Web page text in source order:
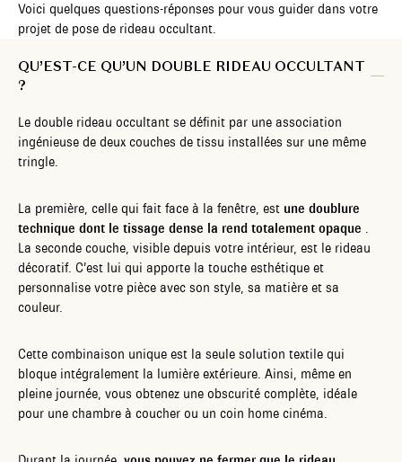
Voici quelques questions-réponses pour vous guider dans votre
projet de pose de rideau occultant.
QU’EST-CE QU’UN DOUBLE RIDEAU OCCULTANT
?
Le double rideau occultant se définit par une association
ingénieuse de deux couches de tissu installées sur une même
tringle.
La première, celle qui fait face à la fenêtre, est une doublure
technique dont le tissage dense la rend totalement opaque .
La seconde couche, visible depuis votre intérieur, est le rideau
décoratif. C’est lui qui apporte la touche esthétique et
personnalise votre pièce avec son style, sa matière et sa
couleur.
Cette combinaison unique est la seule solution textile qui
bloque intégralement la lumière extérieure. Ainsi, même en
pleine journée, vous obtenez une obscurité complète, idéale
pour une chambre à coucher ou un coin home cinéma.